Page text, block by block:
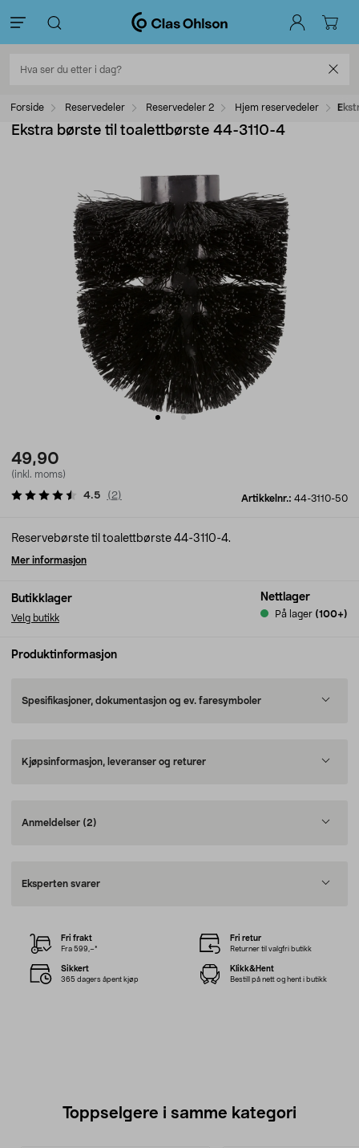
Forside Reservedeler Reservedeler 2 Hjem reservedeler
Ekstra børste til toalettbørste 44-3110-4
49,90
(inkl. moms)
Artikkelnr.: 44-3110-50
4.5 ( 2)
Butikklager
Velg butikk
Nettlager
På lager (100+)
Reservebørste til toalettbørste 44-3110-4.
Mer informasjon
Produktinformasjon
Spesifikasjoner, dokumentasjon og ev. faresymboler
Kjøpsinformasjon, leveranser og returer
Anmeldelser (2)
Eksperten svarer
Fri frakt
Fra 599,–*
Fri retur
Returner til valgfri butikk
Sikkert
365 dagers åpent kjøp
Klikk&Hent
Bestill på nett og hent i butikk
Toppselgere i samme kategori